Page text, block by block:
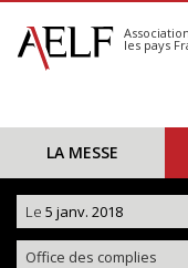
S'abonner
Calendrier
les pays
LA MESSE
Le 5 janv. 2018
Office des complies